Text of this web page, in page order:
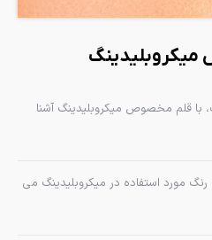
میکروبلیدینگ
با قلم مخصوص میکروبلیدینگ آشنا
مورد استفاده در میکروبلیدینگ می